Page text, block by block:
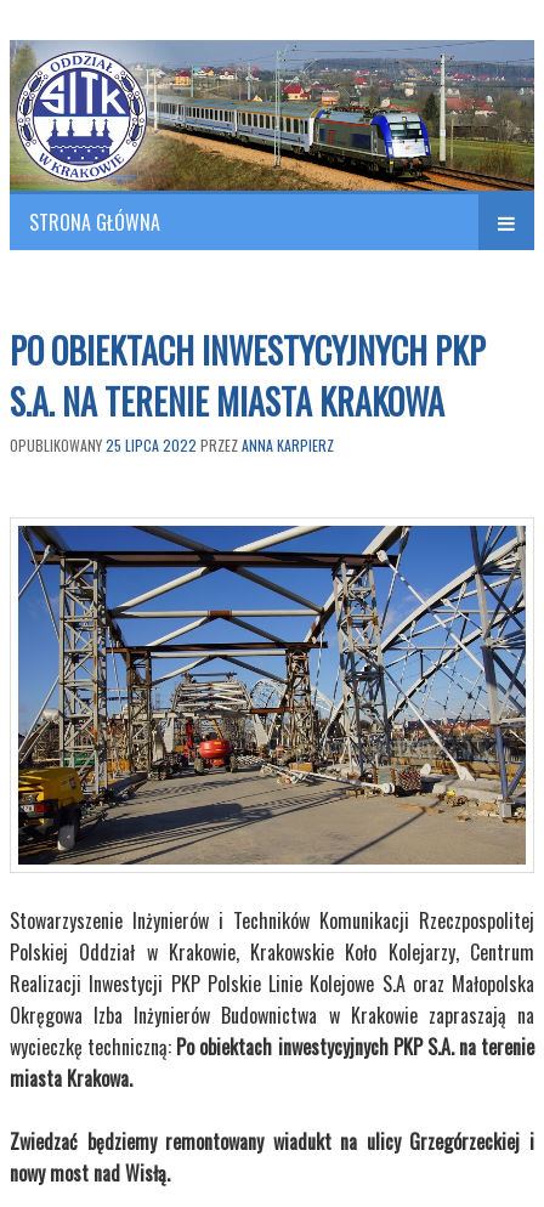
SITK RP Oddział w KRAKOWIE
Polish Association of Engineers & Technicians of Transportation
STRONA GŁÓWNA
PO OBIEKTACH INWESTYCYJNYCH PKP
S.A. NA TERENIE MIASTA KRAKOWA
OPUBLIKOWANY25 LIPCA 2022 PRZEZANNA KARPIERZ
Stowarzyszenie Inżynierów i Techników Komunikacji Rzeczpospolitej
Polskiej Oddział w Krakowie, Krakowskie Koło Kolejarzy, Centrum
Realizacji Inwestycji PKP Polskie Linie Kolejowe S.A oraz Małopolska
Okręgowa Izba Inżynierów Budownictwa w Krakowie zapraszają na
wycieczkę techniczną: Po obiektach inwestycyjnych PKP S.A. na terenie
miasta Krakowa.
Zwiedzać będziemy remontowany wiadukt na ulicy Grzegórzeckiej i
nowy most nad Wisłą.